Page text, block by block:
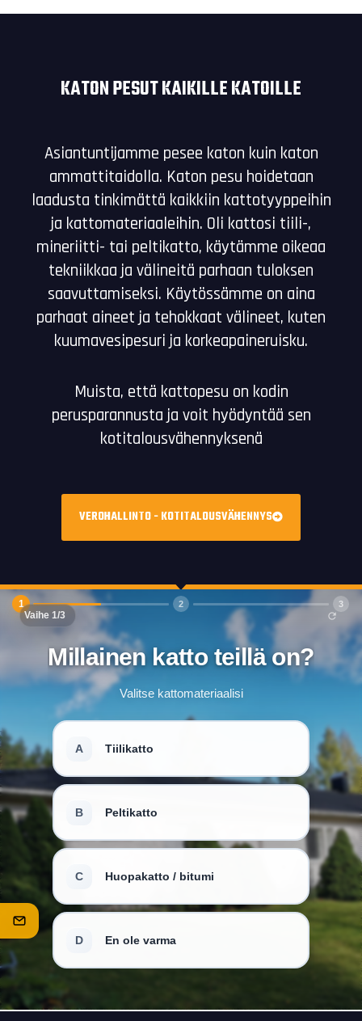
KATON PESUT KAIKILLE KATOILLE
Asiantuntijamme pesee katon kuin katon
ammattitaidolla. Katon pesu hoidetaan
laadusta tinkimättä kaikkiin kattotyyppeihin
ja kattomateriaaleihin. Oli kattosi tiili-,
mineriitti- tai peltikatto, käytämme oikeaa
tekniikkaa ja välineitä parhaan tuloksen
saavuttamiseksi. Käytössämme on aina
parhaat aineet ja tehokkaat välineet, kuten
kuumavesipesuri ja korkeapaineruisku.
Muista, että kattopesu on kodin
perusparannusta ja voit hyödyntää sen
kotitalousvähennyksenä
VEROHALLINTO - KOTITALOUSVÄHENNYS